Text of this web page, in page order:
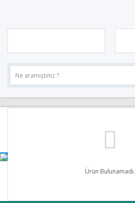
Ürün Bulunamadı.